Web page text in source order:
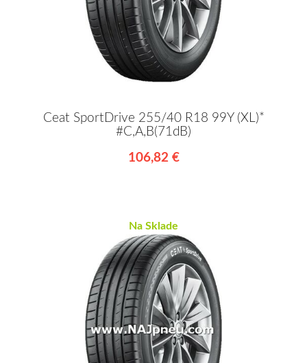
Ceat SportDrive 255/40 R18 99Y (XL)*
#C,A,B(71dB)
106,82 €
Na Sklade